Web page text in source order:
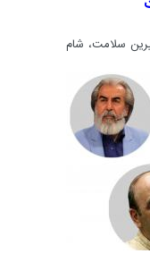
سلامت، شام
سلامت به دعوت
گردید.